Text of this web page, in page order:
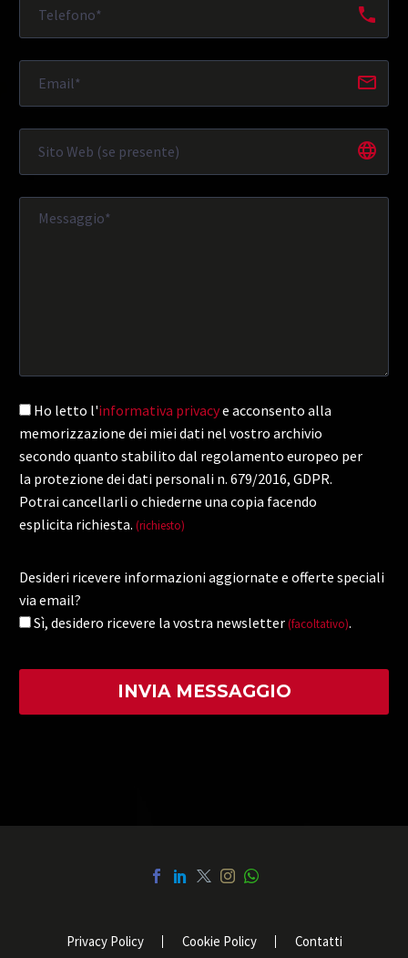
Ho letto l'informativa privacye acconsento alla
memorizzazione dei miei dati nel vostro archivio
secondo quanto stabilito dal regolamento europeo per
la protezione dei dati personali n. 679/2016, GDPR.
Potrai cancellarli o chiederne una copia facendo
esplicita richiesta. (richiesto)
Desideri ricevere informazioni aggiornate e offerte speciali
via email?
Sì, desidero ricevere la vostra newsletter (facoltativo).
Privacy Policy Cookie Policy Contatti